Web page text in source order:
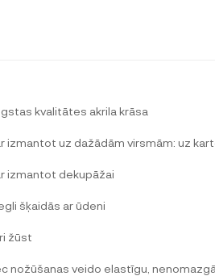
kvalitātes akrila krāsa
izmantot uz dažādām virsmām: uz
izmantot dekupāžai
šķaidās ar ūdeni
žūst
nožūšanas veido elastīgu,